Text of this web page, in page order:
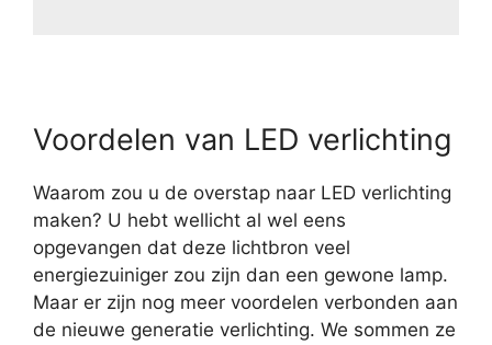
Voordelen van LED verlichting
Waarom zou u de overstap naar LED verlichting
maken? U hebt wellicht al wel eens
opgevangen dat deze lichtbron veel
energiezuiniger zou zijn dan een gewone lamp.
Maar er zijn nog meer voordelen verbonden aan
de nieuwe generatie verlichting. We sommen ze